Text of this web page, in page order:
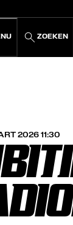
ZOEKEN
2026 11:30